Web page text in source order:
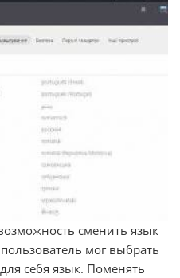
сменить язык
мог выбрать
себя язык. Поменять